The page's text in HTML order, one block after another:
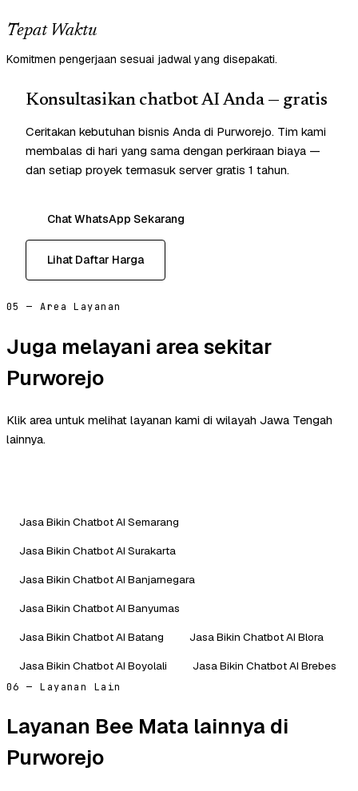
Tepat Waktu
Komitmen pengerjaan sesuai jadwal yang disepakati.
Konsultasikan chatbot AI Anda — gratis
Ceritakan kebutuhan bisnis Anda di Purworejo. Tim kami
membalas di hari yang sama dengan perkiraan biaya —
dan setiap proyek termasuk server gratis 1 tahun.
Chat WhatsApp Sekarang
Lihat Daftar Harga
05 — Area Layanan
Juga melayani area sekitar
Purworejo
Klik area untuk melihat layanan kami di wilayah Jawa Tengah
lainnya.
Jasa Bikin Chatbot AI Semarang
Jasa Bikin Chatbot AI Surakarta
Jasa Bikin Chatbot AI Banjarnegara
Jasa Bikin Chatbot AI Banyumas
Jasa Bikin Chatbot AI Batang
Jasa Bikin Chatbot AI Blora
Jasa Bikin Chatbot AI Boyolali
Jasa Bikin Chatbot AI Brebes
06 — Layanan Lain
Layanan Bee Mata lainnya di
Purworejo